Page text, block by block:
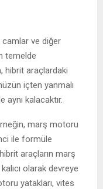
camlar ve diğer
temelde
hibrit araçlardaki
içten yanmalı
aynı kalacaktır.
marş motoru
ile formüle
araçların marş
olarak devreye
yatakları, vites